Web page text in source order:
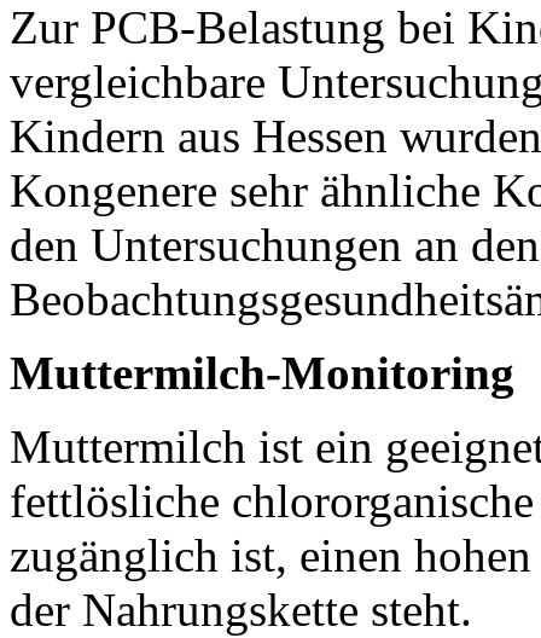
Zur PCB-Belastung bei
vergleichbare
Kindern aus Hessen
Kongenere sehr ähnliche
den Untersuchungen an den
Muttermilch-Monitoring
Muttermilch ist ein
fettlösliche
zugänglich ist, einen
der Nahrungskette steht.